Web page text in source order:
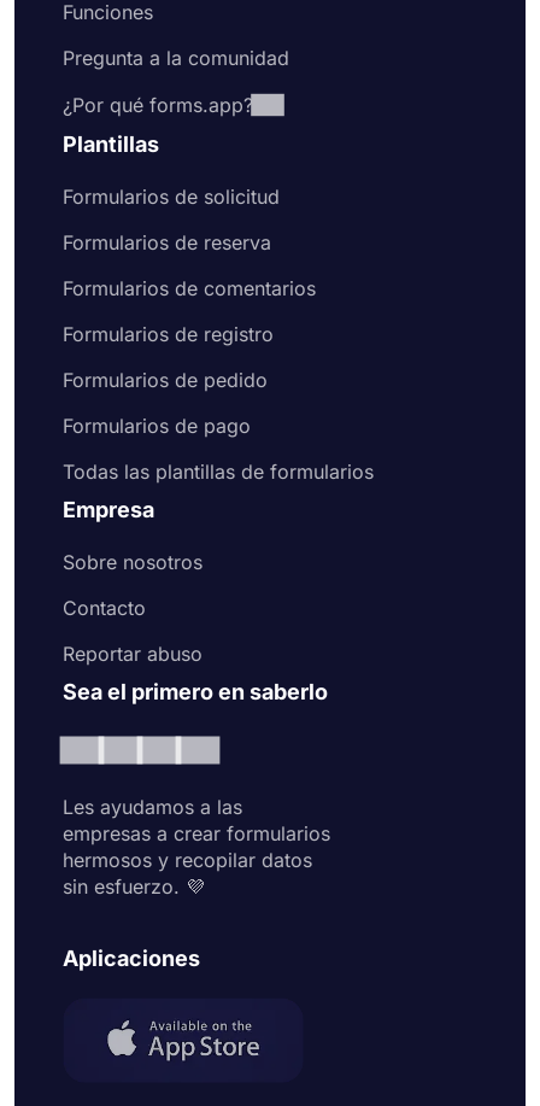
Funciones
Pregunta a la comunidad
¿Por qué forms.app?
Plantillas
Formularios de solicitud
Formularios de reserva
Formularios de comentarios
Formularios de registro
Formularios de pedido
Formularios de pago
Todas las plantillas de formularios
Empresa
Sobre nosotros
Contacto
Reportar abuso
Sea el primero en saberlo
Les ayudamos a las
empresas a crear formularios
hermosos y recopilar datos
sin esfuerzo. 💜
Aplicaciones